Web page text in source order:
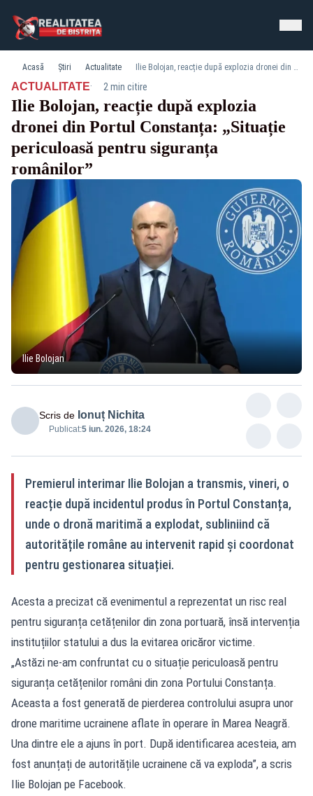
Acasă Știri Actualitate Ilie Bolojan, reacție după explozia dronei din Portul Constanța: „Situație periculoasă pentru siguranța românilor”
ACTUALITATE· 2 min citire
Ilie Bolojan, reacție după explozia
dronei din Portul Constanța: „Situație
periculoasă pentru siguranța
românilor”
Ilie Bolojan
Scris de Ionuț Nichita
Publicat:5 iun. 2026, 18:24
Premierul interimar Ilie Bolojan a transmis, vineri, o
reacție după incidentul produs în Portul Constanța,
unde o dronă maritimă a explodat, subliniind că
autoritățile române au intervenit rapid și coordonat
pentru gestionarea situației.
Acesta a precizat că evenimentul a reprezentat un risc real
pentru siguranța cetățenilor din zona portuară, însă intervenția
instituțiilor statului a dus la evitarea oricăror victime.
„Astăzi ne-am confruntat cu o situație periculoasă pentru
siguranța cetățenilor români din zona Portului Constanța.
Aceasta a fost generată de pierderea controlului asupra unor
drone maritime ucrainene aflate în operare în Marea Neagră.
Una dintre ele a ajuns în port. După identificarea acesteia, am
fost anunțați de autoritățile ucrainene că va exploda”, a scris
Ilie Bolojan pe Facebook.